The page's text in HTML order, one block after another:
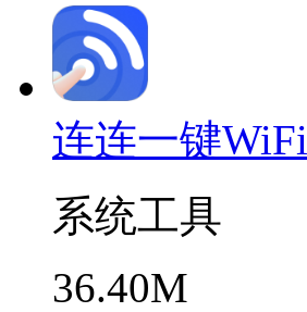
连连一键WiFi
系统工具
36.40M